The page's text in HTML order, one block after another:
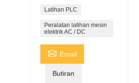
Latihan PLC
Peralatan latihan mesin
elektrik AC / DC
 Email
Butiran